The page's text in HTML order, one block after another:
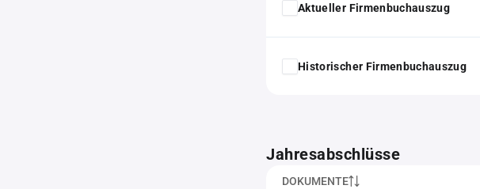
Aktueller Firmenbuchauszug
Historischer Firmenbuchauszug
Jahresabschlüsse
DOKUMENTE